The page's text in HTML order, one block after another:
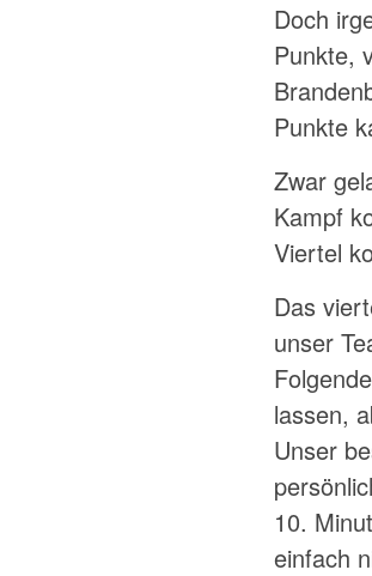
Doch
Punkte,
Punkte
Zwar
Kampf
Viertel
Das
unser
lassen,
Unser
10.
einfach